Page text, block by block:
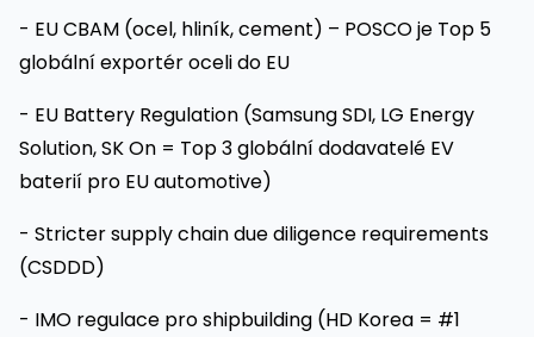
- EU CBAM (ocel, hliník, cement) – POSCO je Top 5
globální exportér oceli do EU
- EU Battery Regulation (Samsung SDI, LG Energy
Solution, SK On = Top 3 globální dodavatelé EV
baterií pro EU automotive)
- Stricter supply chain due diligence requirements
(CSDDD)
- IMO regulace pro shipbuilding (HD Korea = #1